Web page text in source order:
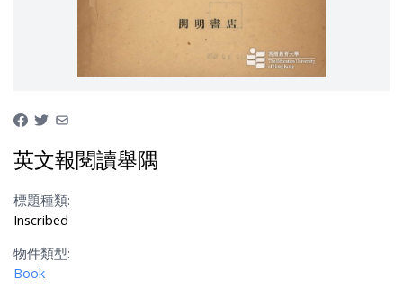
英文報閱讀舉隅
標題種類:
Inscribed
物件類型:
Book